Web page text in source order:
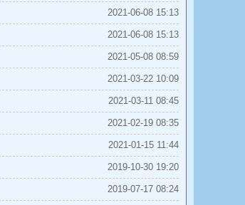
2021-06-08 15:13
2021-06-08 15:13
2021-05-08 08:59
2021-03-22 10:09
2021-03-11 08:45
2021-02-19 08:35
2021-01-15 11:44
2019-10-30 19:20
2019-07-17 08:24